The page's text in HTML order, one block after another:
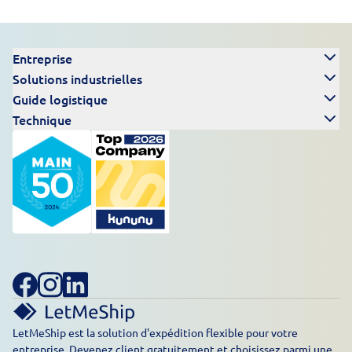
Entreprise
Solutions industrielles
Guide logistique
Technique
LetMeShip est la solution d'expédition flexible pour votre
entreprise. Devenez client gratuitement et choisissez parmi une